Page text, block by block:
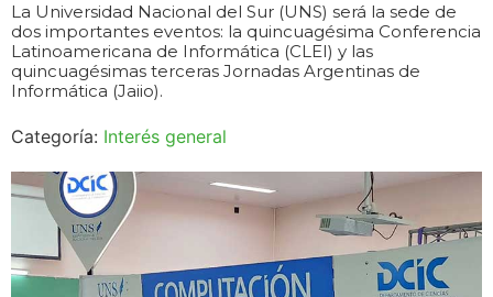
La Universidad Nacional del Sur (UNS) será la sede de
dos importantes eventos: la quincuagésima Conferencia
Latinoamericana de Informática (CLEI) y las
quincuagésimas terceras Jornadas Argentinas de
Informática (Jaiio).
Categoría: Interés general